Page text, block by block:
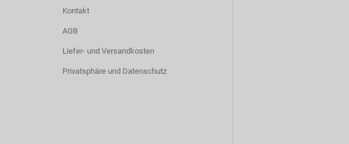
Kontakt
AGB
Liefer- und Versandkosten
Privatsphäre und Datenschutz